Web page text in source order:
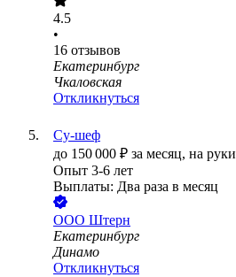
4.5
•
16 отзывов
Екатеринбург
Чкаловская
Откликнуться
Су-шеф
до 150 000 ₽ за месяц, на руки
Опыт 3-6 лет
Выплаты: Два раза в месяц
ООО Штерн
Екатеринбург
Динамо
Откликнуться